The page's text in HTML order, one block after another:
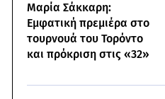
Μαρία Σάκκαρη:
Εμφατική πρεμιέρα στο
τουρνουά του Τορόντο
και πρόκριση στις «32»